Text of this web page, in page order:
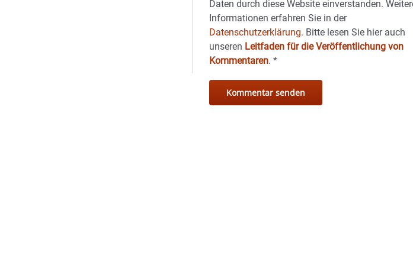
Daten durch diese Website einverstanden.
Informationen erfahren Sie in der
Datenschutzerklärung. Bitte lesen Sie hier auch
unseren Leitfaden für die Veröffentlichung von
Kommentaren.*